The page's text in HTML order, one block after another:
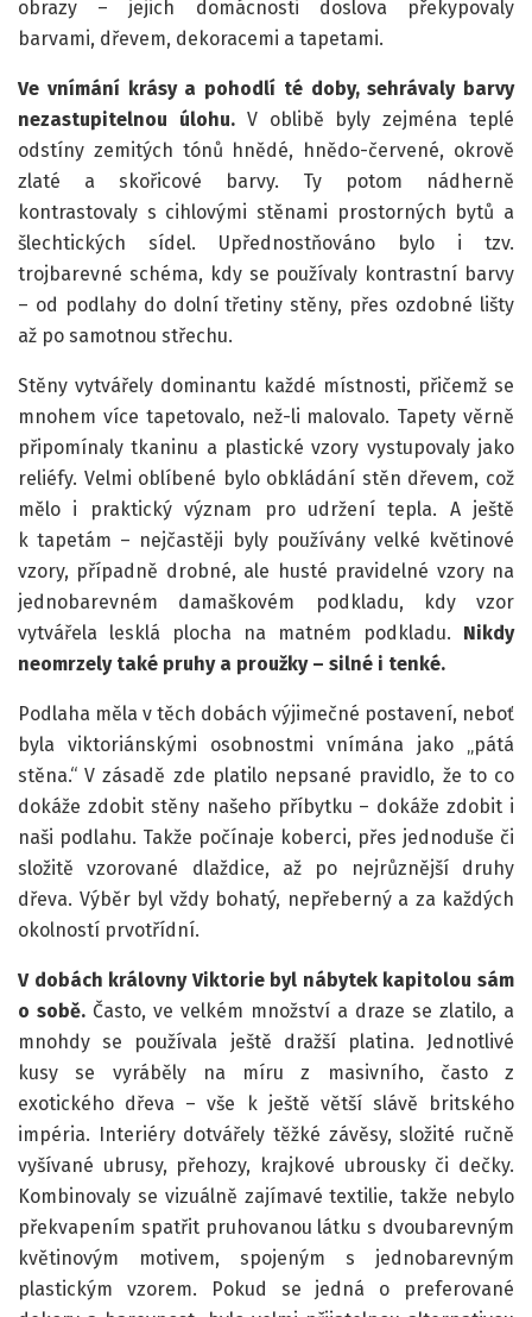
obrazy – jejich domácnosti doslova překypovaly
barvami, dřevem, dekoracemi a tapetami.
Ve vnímání krásy a pohodlí té doby, sehrávaly barvy
nezastupitelnou úlohu. V oblibě byly zejména teplé
odstíny zemitých tónů hnědé, hnědo-červené, okrově
zlaté a skořicové barvy. Ty potom nádherně
kontrastovaly s cihlovými stěnami prostorných bytů a
šlechtických sídel. Upřednostňováno bylo i tzv.
trojbarevné schéma, kdy se používaly kontrastní barvy
– od podlahy do dolní třetiny stěny, přes ozdobné lišty
až po samotnou střechu.
Stěny vytvářely dominantu každé místnosti, přičemž se
mnohem více tapetovalo, než-li malovalo. Tapety věrně
připomínaly tkaninu a plastické vzory vystupovaly jako
reliéfy. Velmi oblíbené bylo obkládání stěn dřevem, což
mělo i praktický význam pro udržení tepla. A ještě
k tapetám – nejčastěji byly používány velké květinové
vzory, případně drobné, ale husté pravidelné vzory na
jednobarevném damaškovém podkladu, kdy vzor
vytvářela lesklá plocha na matném podkladu. Nikdy
neomrzely také pruhy a proužky – silné i tenké.
Podlaha měla v těch dobách výjimečné postavení, neboť
byla viktoriánskými osobnostmi vnímána jako „pátá
stěna.“ V zásadě zde platilo nepsané pravidlo, že to co
dokáže zdobit stěny našeho příbytku – dokáže zdobit i
naši podlahu. Takže počínaje koberci, přes jednoduše či
složitě vzorované dlaždice, až po nejrůznější druhy
dřeva. Výběr byl vždy bohatý, nepřeberný a za každých
okolností prvotřídní.
V dobách královny Viktorie byl nábytek kapitolou sám
o sobě. Často, ve velkém množství a draze se zlatilo, a
mnohdy se používala ještě dražší platina. Jednotlivé
kusy se vyráběly na míru z masivního, často z
exotického dřeva – vše k ještě větší slávě britského
impéria. Interiéry dotvářely těžké závěsy, složité ručně
vyšívané ubrusy, přehozy, krajkové ubrousky či dečky.
Kombinovaly se vizuálně zajímavé textilie, takže nebylo
překvapením spatřit pruhovanou látku s dvoubarevným
květinovým motivem, spojeným s jednobarevným
plastickým vzorem. Pokud se jedná o preferované